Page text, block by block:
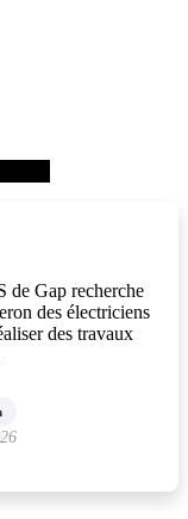
Gap recherche
des électriciens
des travaux